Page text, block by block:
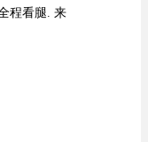
程看腿. 来